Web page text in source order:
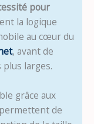
pour
la logique
au cœur du
, avant de
plus larges.
grâce aux
de